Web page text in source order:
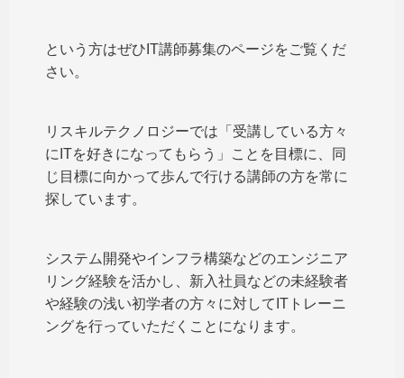
という方はぜひIT講師募集のページをご覧くだ
さい。
リスキルテクノロジーでは「受講している方々
にITを好きになってもらう」ことを目標に、同
じ目標に向かって歩んで行ける講師の方を常に
探しています。
システム開発やインフラ構築などのエンジニア
リング経験を活かし、新入社員などの未経験者
や経験の浅い初学者の方々に対してITトレーニ
ングを行っていただくことになります。